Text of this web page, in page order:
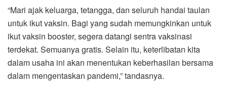
“Mari ajak keluarga, tetangga, dan seluruh handai taulan
untuk ikut vaksin. Bagi yang sudah memungkinkan untuk
ikut vaksin booster, segera datangi sentra vaksinasi
terdekat. Semuanya gratis. Selain itu, keterlibatan kita
dalam usaha ini akan menentukan keberhasilan bersama
dalam mengentaskan pandemi,” tandasnya.